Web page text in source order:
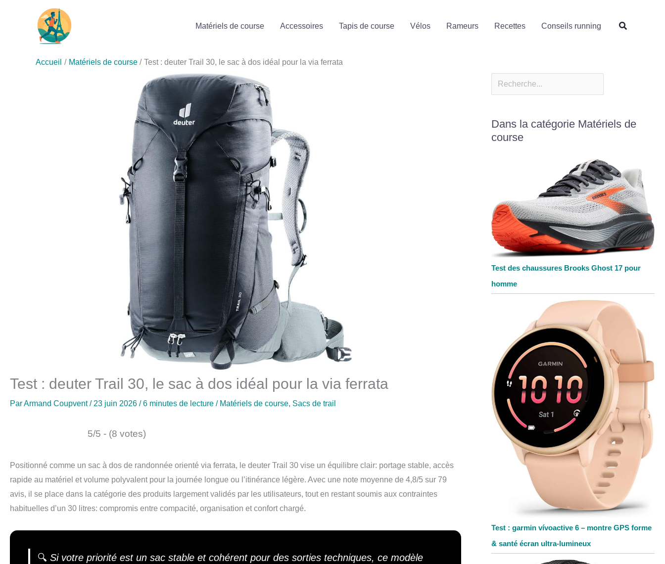
Matériels de course Accessoires Tapis de course Vélos Rameurs Recettes Conseils running
Accueil Matériels de course Test : deuter Trail 30, le sac à dos idéal pour la via ferrata
Test : deuter Trail 30, le sac à dos idéal pour la via ferrata
ParArmand Coupvent/ 23 juin 2026 /6 minutes de lecture / Matériels de course, Sacs de trail
5/5 - (8 votes)
Positionné comme un sac à dos de randonnée orienté via ferrata, le deuter Trail 30 vise un équilibre clair: portage stable, accès
rapide au matériel et volume polyvalent pour la journée longue ou l’itinérance légère. Avec une note moyenne de 4,8/5 sur 79
avis, il se place dans la catégorie des produits largement validés par les utilisateurs, tout en restant soumis aux contraintes
habituelles d’un 30 litres: compromis entre compacité, organisation et confort chargé.
🔍 Si votre priorité est un sac stable et cohérent pour des sorties techniques, ce modèle
Dans la catégorie Matériels de
course
Test des chaussures Brooks Ghost 17 pour
homme
Test : garmin vívoactive 6 – montre GPS forme
& santé écran ultra-lumineux